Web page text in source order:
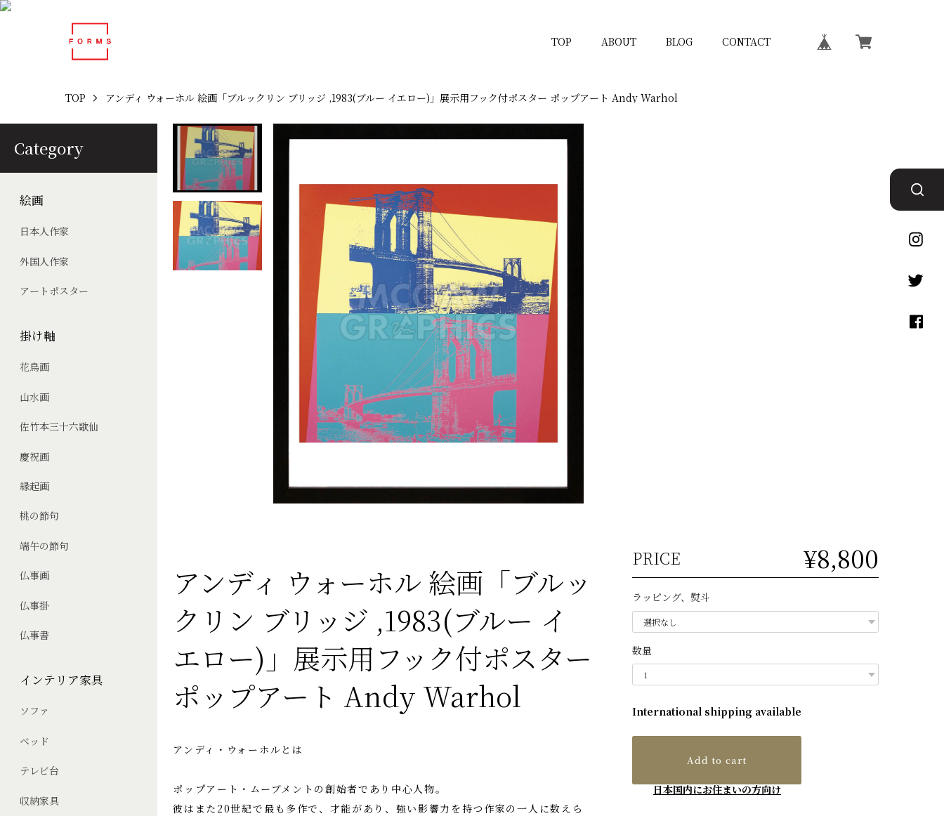
TOP ABOUT BLOG CONTACT
Category
絵画
日本人作家
外国人作家
アートポスター
掛け軸
花鳥画
山水画
佐竹本三十六歌仙
慶祝画
縁起画
桃の節句
端午の節句
仏事画
仏事掛
仏事書
インテリア家具
ソファ
ベッド
テレビ台
収納家具
TOP アンディ ウォーホル 絵画「ブルックリン ブリッジ ,1983(ブルー イエロー)」展示用フック付ポスター ポップアート Andy Warhol
アンディ ウォーホル 絵画「ブルッ
クリン ブリッジ ,1983(ブルー イ
エロー)」展示用フック付ポスター
ポップアート Andy Warhol
アンディ・ウォーホルとは
ポップアート・ムーブメントの創始者であり中心人物。
彼はまた20世紀で最も多作で、才能があり、強い影響力を持つ作家の一人に数えら
PRICE ¥8,800
ラッピング、熨斗
数量
International shipping available
Add to cart
日本国内にお住まいの方向け